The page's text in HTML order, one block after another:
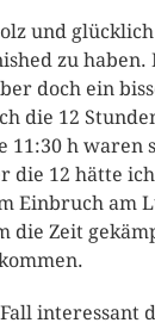
und
zu haben.
doch ein
die 12
11:30 h waren
die 12 hätte
Einbruch am
die Zeit
interessant